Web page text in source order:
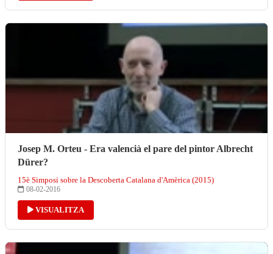
Josep M. Orteu - Era valencià el pare del pintor Albrecht
Dürer?
15è Simposi sobre la Descoberta Catalana d'Amèrica (2015)
08-02-2016
VISUALITZA